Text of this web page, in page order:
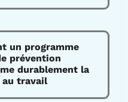
un programme
prévention
durablement la
travail